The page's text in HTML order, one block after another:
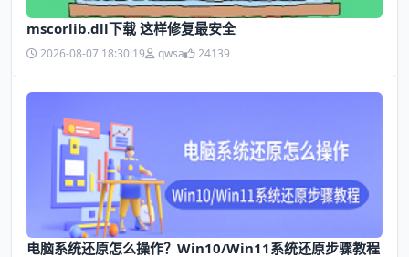
mscorlib.dll下载 这样修复最安全
2026-08-07 18:30:19 qwsa 24139
电脑系统还原怎么操作？Win10/Win11系统还原步骤教程